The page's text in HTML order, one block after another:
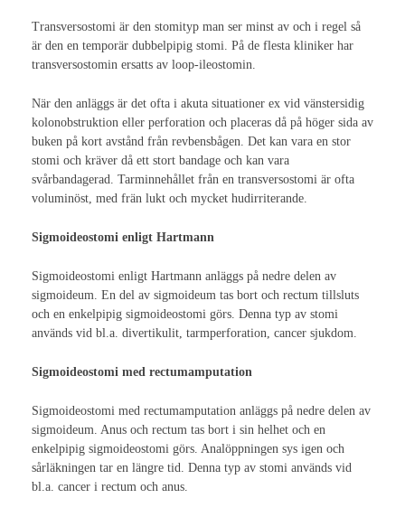
Internationella Kongresser
Internationell kongress 2021
Stomiterapeut
Stomi
Diagnoser
Blåscancer
Inflammatoriska tarmsjukdomar
Vårdrutin ERAS
Stomityper
Ileostomi
Transversostomi är den stomityp man ser minst av och i regel så
är den en temporär dubbelpipig stomi. På de flesta kliniker har
transversostomin ersatts av loop-ileostomin.
När den anläggs är det ofta i akuta situationer ex vid vänstersidig
kolonobstruktion eller perforation och placeras då på höger sida av
buken på kort avstånd från revbensbågen. Det kan vara en stor
stomi och kräver då ett stort bandage och kan vara
svårbandagerad. Tarminnehållet från en transversostomi är ofta
voluminöst, med frän lukt och mycket hudirriterande.
Sigmoideostomi enligt Hartmann
Sigmoideostomi enligt Hartmann anläggs på nedre delen av
sigmoideum. En del av sigmoideum tas bort och rectum tillsluts
och en enkelpipig sigmoideostomi görs. Denna typ av stomi
används vid bl.a. divertikulit, tarmperforation, cancer sjukdom.
Sigmoideostomi med rectumamputation
Sigmoideostomi med rectumamputation anläggs på nedre delen av
sigmoideum. Anus och rectum tas bort i sin helhet och en
enkelpipig sigmoideostomi görs. Analöppningen sys igen och
sårläkningen tar en längre tid. Denna typ av stomi används vid
bl.a. cancer i rectum och anus.